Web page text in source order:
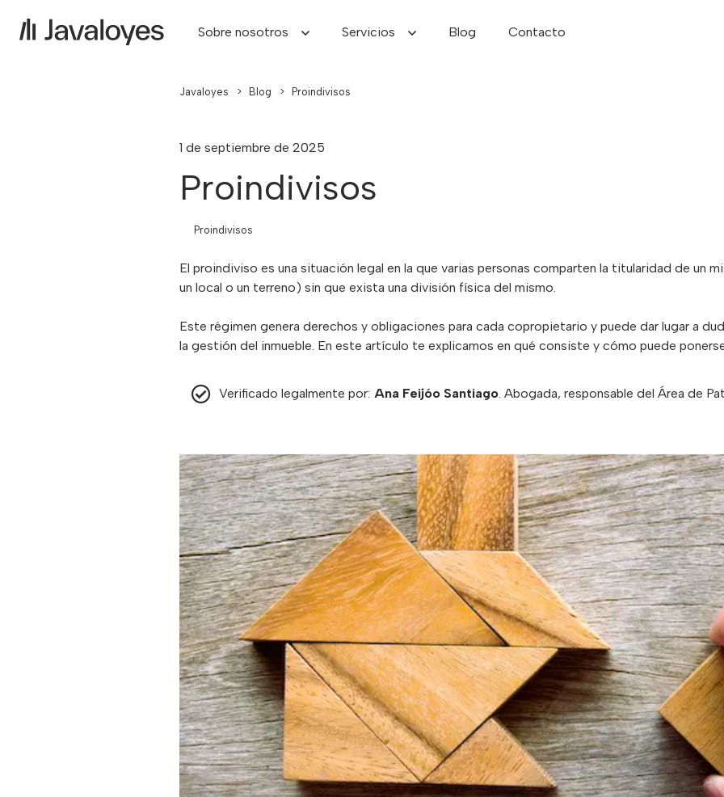
Sobre nosotros Servicios Blog Contacto
Javaloyes > Blog > Proindivisos
1 de septiembre de 2025
Proindivisos
Proindivisos
El proindiviso es una situación legal en la que varias personas comparten la titularidad de un
un local o un terreno) sin que exista una división física del mismo.
Este régimen genera derechos y obligaciones para cada copropietario y puede dar lugar a
la gestión del inmueble. En este artículo te explicamos en qué consiste y cómo puede
Verificado legalmente por: Ana Feijóo Santiago. Abogada, responsable del Área de